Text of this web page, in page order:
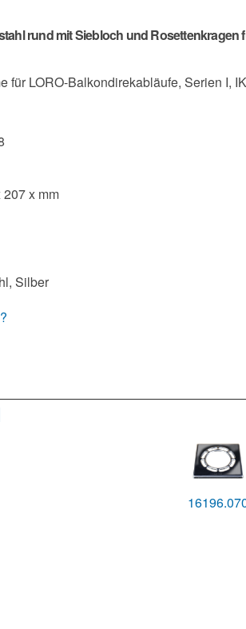
rund mit Siebloch und Rosettenkragen
für LORO-Balkondirekabläufe, Serien I,
x mm
Silber